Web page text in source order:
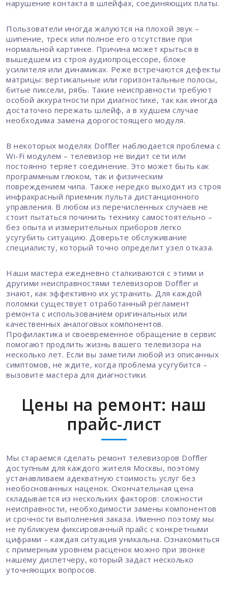
нарушение контакта в шлейфах, соединяющих платы.
Пользователи иногда жалуются на плохой звук –
шипение, треск или полное его отсутствие при
нормальной картинке. Причина может крыться в
вышедшем из строя аудиопроцессоре, блоке
усилителя или динамиках. Реже встречаются дефекты
матрицы: вертикальные или горизонтальные полосы,
битые пиксели, рябь. Такие неисправности требуют
особой аккуратности при диагностике, так как иногда
достаточно пережать шлейф, а в худшем случае
необходима замена дорогостоящего модуля.
В некоторых моделях Doffler наблюдается проблема с
Wi-Fi модулем – телевизор не видит сети или
постоянно теряет соединение. Это может быть как
программным глюком, так и физическим
повреждением чипа. Также нередко выходит из строя
инфракрасный приемник пульта дистанционного
управления. В любом из перечисленных случаев не
стоит пытаться починить технику самостоятельно –
без опыта и измерительных приборов легко
усугубить ситуацию. Доверьте обслуживание
специалисту, который точно определит узел отказа.
Наши мастера ежедневно сталкиваются с этими и
другими неисправностями телевизоров Doffler и
знают, как эффективно их устранить. Для каждой
поломки существует отработанный регламент
ремонта с использованием оригинальных или
качественных аналоговых компонентов.
Профилактика и своевременное обращение в сервис
помогают продлить жизнь вашего телевизора на
несколько лет. Если вы заметили любой из описанных
симптомов, не ждите, когда проблема усугубится –
вызовите мастера для диагностики.
Цены на ремонт: наш
прайс-лист
Мы стараемся сделать ремонт телевизоров Doffler
доступным для каждого жителя Москвы, поэтому
устанавливаем адекватную стоимость услуг без
необоснованных наценок. Окончательная цена
складывается из нескольких факторов: сложности
неисправности, необходимости замены компонентов
и срочности выполнения заказа. Именно поэтому мы
не публикуем фиксированный прайс с конкретными
цифрами – каждая ситуация уникальна. Ознакомиться
с примерным уровнем расценок можно при звонке
нашему диспетчеру, который задаст несколько
уточняющих вопросов.